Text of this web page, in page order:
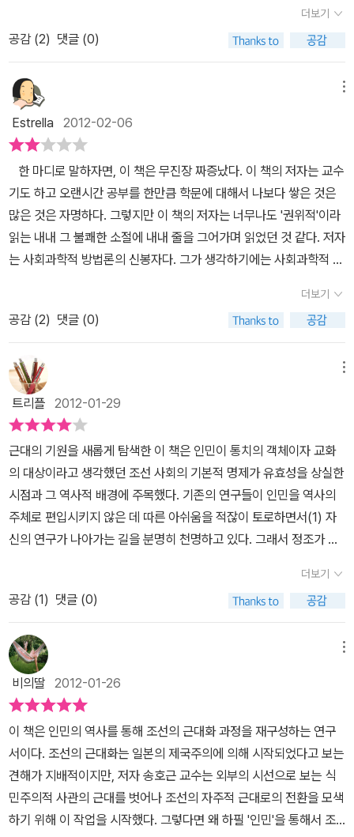
담론에 가려져 있거나 억눌려져 있던 개인의 발견과도 같은 것이라면
인민의 진화의 추동력은 뭘까? 사회, 경제적, 정치적 변동과 함께 라
는 것이다. 저자는 문헌공동체, 자발적 결사체,새로운 인민의 탄생이
었다는 것에 방점을 찍는다. 천주교는 국문 담론장을 형성하는데 주
도적 역할을 했고, 독서대중의 탄생은 주로 사대부 계층에 의해 장악
되고 있었던 문예 담론장을 이원화하는 결과를 가져왔다. 개인의 발
견이야말로 근대의 여명을 여는 가장 중대한 변화가 아니었을까, 문
예적 평민 담론장이야말로 그 중심에 놓아야 할 것이라고 저자는 지
적한다. 보편어가 아닌 민족어의 발명, '주체의식의 리허설'을 가능하
게 해준 문해인민이 근대의 주인공이 되기까지를 저자는 질문과 답의
형식을 빌리고 있다. (1) 왜 근대의 기원을 인민과 결부시키는가?
(2) 인민을 결박시킨 조선의 통치체계는 어떤 것이었나? (3) 인민은
00쪽이 넘는 지면을 할애해 풀어내고있다. 결론은 그야말로 앞서 분
근대화론을 외치던 학자들에게 재갈을 물리는 확실한 계기가 마련되
었으면 하는 바람을 가져보았다. 민족사관을 들먹이지 않더라도 그야
말로 인간을 짓밟고 집안의 물건을 몽땅 수탈해가고 남긴 사다리를
직한 심정이기 때문이다. 중도우파라 일컬어지는 송호근 교수의 견해
에 대해 (가령 서문에서 광주민주화 운동을 광주사태라고 명명한 점
등) 동의할 수 없거나 반박하고 싶은 건 잠시 밀쳐두기로 했다. 이 책
에 집중하는 독자로 돌아가 이 연구집이 타당한 가를 살펴보는 게 더
중요하기 때문이다. 저자는 이제 인민에서 시민으로 거듭나는 과정을
2권에서 계속할 것이라고 소회를 밝혀놓은 것에 일단 기대감은 있다.
부디 이 연구집이 무화한 몸짓으로 끝나지 않길 바랄 뿐이
배양하고 내면화하는 시민이 되지 못했다는 것인데요, 저자가 지나치
게 기능론적이고 수구적이라는 느낌을 지울 수가 없습니다. 개인의
었습니다. 저자가 이야기하는 ‘교양 시민’은 인텔리 부르주아와 별로
다르게 느껴지지 않습니다. 네그리가 이야기하는 다중과 상당한 거리
가 느껴졌습니다. 공론장을 통한 사회운동으로, 사회 운동 내에서의
다양성과 개인주의의 가치 고양으로, 이러한 토양에서 자유로운 연합
을 통한 참여와 반권위적이고 수평주의적인 조직화로 이어지는 다중
지성의 개념과 - 송호근 교수의 교양시민 개념을 - 비교하여 논의해
보는 것도 의미 있으리라 봅니다. 둘째, 저자는 미국산 사회과학을
맹신했던 한국 한계를 비판하면서 연구의 포문을 열었으나, 결국 푸
코와 하버마스의 연구방법과 대안으로 한국사회를 분석합니다. 그는
방황의 서사를 펼쳐갑니다. “마르크스주의 발전론, 프랑크푸르트학
파의 비판이론, 서양산 근대화론이 맹위를 떨쳤고, 청년들의 사고를
장악” 했던 1970년대의 학문 풍토을 조선 선비들이 북경의 한서를
보물로 다루던 시대에 빗대어 설명합니다. 그러나 결국 푸코의 계보
학의 방법을 차용하여 조선의 학문적 계보를 파헤친 저자가 제시하는
대안은 하버마스의 면대면의 합리적 의사소통에 기반한 ‘공론장 이
론’입니다. 저자가 과거를 회고하며 비판했던 것과 동일한 연구방법
과 대안이라서 당혹스러웠습니다. 마지막으로, 저자의 관점은 철저
히 사회진화론입니다. '인민은 시민으로, 담론장은 공론장으로' 진화
했다는 서구식 모델을 기준으로 중세, 근대 조선의 궤적을 분석합니
다. 군주의 적자로서의 ‘인민’은 공익을 추구하는 ‘시민’으로 재탄생하
고, 담론장에서 공론장으로, 시민사회로 성숙하는 과정은 유기체의
의 탄생』은 21세기 한국의 토양에서 숨 쉬며 살아가는 사회학자가 19
독한다는 고충이 충분히 헤어려지는 책입니다. 조선 사학자의 기록을
포기하고, (목적이 분명한) 선교사의 여행기에 기대야 하는 연구자의
심정을 생각하면 더욱 그렇지요. 엄청난 시간과 에너지를 투입해서
요동치는 한국 현실을 분석하고, 지금의 잘못을 지적하여 정도(正
道)를 찾게 하려는 학자적 양심과 소명 또한 독자를 숙연하게 합니
다. 그러나 우리는 다양한 관점 중에서, 누구의 시선으로 세상을 읽을
지를 결정해야 합니다. 여행 중인 이방인의 시선일 수도 있고, 이해관
계에 철저히 얽혀있는 이 땅의 사회 구성원일 수도 있습니다. 세계 밖
에서 메타적으로 현실을 읽어야 되겠지만, 동시에 세계 안의 역동적
걸까, 라는 생각 말이지요. 사실 저자가 하고자 하는 연구는 두 권의
지만, 각각의 권에서 다루는 것이 '근대적 인민의 탄생 과정' 과 '인민
의 시민으로의 전환 과정' 이니 이 책의 논리 전개나 나중에 나올 책의
논리 전개가 크게 차이가 있을 것 같지는 않습니다.저자가 책에서 이
야기하고자 하는 바는 (수많은 이론들을 적용시키지만) 결론적으로
하나입니다. ‘많은 사람들이 한글을 해독할 수 있게 되면서 결과적으
로 사회변혁의 맹아가 틔워졌다.’ 라고 말이지요. 이 결론을 얻기 위해
서 수많은 사료를 가져오지만, 중간에 저자는 기존 역사 연구에 대해
서 비판하면서 거시사와 미시사가 제대로 통합되지 않았다고 이야기
합니다. 행간을 읽어보면 다음과 같습니다. 제대로 된 역사 연구가 지
금껏 이루어지지 않았고 이제 이르러 자신이 그 역할을 맡아서 연구
를 하고 있다, 라고 말이지요. 하지만 이런 자신만만함에 비하여 책을
하는 내용이 그다지 독창적일 것도 없는 내용이며 대학에서 국사를
전공하는 학생들도 짐작할만한 이야기이기 때문이겠지요. 다른 나라
와 비교해봐도 판단할 수 있는 내용이기도 합니다. 물론 그런 학생들
이 제시할 수 있는 근거에 비해서 훨씬 풍부한 내용으로 책이 채워져
있지만 그 뿐입니다. 설령 저자의 주장이 독창적이고, 더 나아가서 우
리나라에서만 일어난 특수한 상황에서 나타난 것이라고 하더라도 책
내부에 이미 모순이 심겨져 있습니다. 우리나라에서 인민의 탄생을
가져온 것이 책 읽는 인민의 탄생, 곧 문해인민의 탄생 때문이라면 왜
책에서는 외국의 예를 들어서 그들도 일정 시기에 이르기까지 모두에
가지 꼭 언급하여야 할 것이 있습니다. 저자는 ‘책 머리에’에서 밝혔다
시피 서양에서 들어온 사회과학의 무분별한 적용이 우리나라에 대한
올바른 이해를 막고 있다고 주장합니다. 하지만 그렇게 주장하기 위
해서는 소위 말하는 서양산 사회과학이 아닌 다른 준거틀을 사용하여
서 우리나라의 근대를 분석하는 게 옳겠지요. 그러나 책의 전반적인
내용은 그렇지 않습니다. 하버마스부터 시작해서 베네딕트 앤더슨,
미셸 푸코 등 담론장 혹은 공론장과 관련된 서양 학자들을 모아서 그
들의 이론으로 자신의 주장을 강화시키려고 하고 있습니다. 이는 상
당한 모순이라고 하지 않을 수 없겠습니다. 서양산 사회과학을 벗어
나기 위해서 쓴 책에 서양산 사회과학으로 주장을 펼친다니 말입니
다. 3. 사실 이 책이 이런 한계, 혹은 모순점을 가지게 된 것은 어
찌 보면 당연하다면 당연할 수밖에 없습니다. 근대라는 개념과 인민
데, 왜냐하면 한글 창제의 목적이 바로 유교 이념을 백성들에게 효율
적으로 전달하는데 있었기 때문이다. 결국 통치구조의 강화를 위해
창제된 한글이 평민들의 담론장 형성에 기여하여 기존의 통치구조를
무너뜨리는데 기여했다는 것이다. 정리하자면, 한글의 사용과 확산
은 한자에 기반을 둔 당시의 지배 이데올로기인 유교 사상과 이로부
터 비롯된 통치구조인 종교, 지식, 정치 체제와는 사뭇 다른 인식적 공
간을 열어젖혔고, 이 공간을 통해 주체적 인민이 탄생하면서 근대가
형성되었다는 것이다. 책은 이러한 논증을 입증하기 위한 각종 사료
들로 빼곡하게 채워져 있다. 책 말미에 자그마치 아홉 페이지에 걸쳐
실려 있는 참고문헌의 목록은, 저자가 서론에서 밝힌 바 있듯 미시사
적 연구의 한계를 극복하고 이를 종합하여 거시적 관점을 제시하고자
하는 저자의 의도를 분명하게 보여준다. 나로선 이 책의 세부 논증의
던져보자. 책을 읽으며 가장 먼저 떠올랐던 의문은 ‘왜 근대인가?’ 하
는 것이었다. 저자는 사회학자로서 20세기 한국의 기원을 알기 위해
이 연구를 시작했다고 밝힌다. 이는 지금 우리가 살아가고 있는 현재
를 이해하기 위해서는 이에 선행하는 근대를 이해해야만 한다는 것,
다시 말해 현재 우리 사회에 두드러지는 어떤 현상이 근대로부터 기
원하고 있고 그래서 근대를 알아야만 그 현상을 보다 심층적으로 이
해할 수 있다는 뜻으로 이해된다. 그러나 이 책만 가지고선 여기에
담긴 탐구가 어떻게 현재와 연관을 가질 수 있을지 이해하기 어렵다.
물론 이 책 자체가 근대에서 시작하여 현대에 이르는 원대한 여정의
출발점이기에 굳이 언급할 필요가 없었을지도 모른다. 그렇지만 이
책이 단순히 특정 시대의 시대상을 서술하는 역사서로 계획된 것이
아니며, 또한 서양 이론에 기댄 연구에서 벗어나 우리만의 독자적 사
회과학의 정립을 목표로 하고 있는 것이라면, 여기에 담겨 있는 연구
들이 한국 사회의 현재를 해명하는데 어떻게 도움이 될 수 있을지 그
다. 그렇지 않다면 그저 ‘그땐 그랬군’, ‘그런 일이 있었군.’ 식의 감상
에 그칠 수밖에 없다. 또한 책의 구성에서도 다소 급조된 것이 아닌가
하는 의문이 든다. 눈에 띄게 자주 보이는 오탈자는 차치하고서라도,
동일한 이론적 내용이 여러 번 반복적으로 언급되고 심지어 똑같은
문장이 다른 부분에서 중복되어 사용되는 경우도 있어 이론적 내용의
진척 없이 사례들만 반복적으로 나열하는 인상을 준다. 물론 자신이
연구한 풍부한 사료들을 저술에 충분히 활용하고자 하는 의도는 이해
할 수 있다. 하지만 이는 ‘했던 얘기 또 하네’라는 느낌을 주어 논의 전
개에 대한 흥미를 떨어뜨리게 된다. 논문 모음집이 아닌 하나의 일관
이다. 무관심했던 주체들이 조금은 세상밖으로 나오는 느낌이다. 이
책은 그래서 대학사 회에서 좀 더 평이하게 해설되며, 더 광범위하게
목답게 아주 큰 이야기를 하고 있지만 디테일이 꽤나 흥미롭다는 점
에서도 이 책은 평가받을만하다. 아쉬운 이야기를 조금 더 하면 근대
사이후 현대사를 다루는 속편이 나왔으 면 더 독자를 자극할 수 있겠
다는 생각이 들었다.
면 국가라는 것, 국경이라는 것, 국민이라는 것이 일괄해서 해명되어
야 했다. 어쨌든 당시 문헌을 보면 왜구의 침략에 대한 반발은 있었으
나 그것은 이슬람의 공격에 직면한 기독교 공동체의 위기감과 같았
다. 즉, '재조지은'이라는 표현에서 드러나듯 동아시아의 국제 질서에
서 중화에 대한 공격은 있을지언 정 조선이라는 한 국가의 존립에 대
한 위기감은 드러나지 않았다.그렇지 않다면, 재조지은을 말하면서
예상되는 외침(병자호란)을 앉아서 당하는 멍청한 시대인식이 가능
했을리 없다. 이를 테면, 송시열과 같은 이는 재조지은이라는 정치질
서를 유지할 수 있다면 백성들이 얼마나 유린되더라도 '참을 수 있을
굴욕'이라고 여겼다. 그것은 근대적 국가체제가 사실상 엄밀하게 등
장하지 않았음을 보여준다. 2. 송호근 교수의 [인민의 탄생]은 바로
이런 오래된 질문을 떠오르게 했다. 이 책은 근대부분을 다루는 2권
으로 이어질 시리즈의 첫번째 책이다. 저자는 이 책 서술의 목적을 현
재 취약한 시민공론장이 어디에서 기인하는지를 밝히고자 하는 '현재
않은 이유는 '교양시민'이 없기 때문이라고 말한다. 그렇다면 어떻게
87년 이후 형성된 시민공론장이 주체없는 공론장으로 전락했는지를,
근대 공론장의 탄생 및 그 특수성을 해명함으로서 밝히고자 하는 것
이다.일단 이와 같은 접근법이 논리적 타당성이 있는지는 2권이 나오
지 않으면 확인되지 않는다. 왜냐하면, 인민의 탄생이라는 1권에서는
상당히 일반적인 개념틀이 제시될 뿐 구조적 특징이라 할 만한 것이
보이지 않기 때문이다. 단지 있다면, 조선왕조를 '지식국가'의 한 유형
으로 보고 통치이념으로서의 유교가 이와 같은 지식국가의 바탕이 되
었다고 보는 시각 정도다. 저자가 제시하는 근대적 인민의 탄생 경과
가지 통로를 통해서 형성되었으며(78쪽), 이는 각각 종교담론장의
변화로서 유교의 균열, 문예 공론장의 변화로서 언문의 사용, 정치 담
론장의 변화로서 민란의 발생을 각각 한 장씩 할애하여 살피고 있
다. 그러고 나선, 우리의 주체적 근대화가 이루어 진 것의 원인으로 조
선왕조의 강력한 통치 배경이었던 지식과 권력의 융합이라는 관계가
이완된 것에서 찾고 있다. 즉, 과거 통치기제들이 이완된 상황에서 이
를 대체할 수 있는 새로운 통치기제가 등장하지 못했다는 것이
다. 3, 이 책은 한림대학교 한림과학원에서 펴내는 일련의 '개념사' 작
업과 쌍을 이룬다. 개념사의 작업이 인민이라는 말의 용례에 집중하
여 맥락을 밝히는 과정을 밟는 반면, [인민의 탄생]에서는 공론장의
구조 변동이라는 가설을 확인하는 역사적 사실들이 나열되고 있다.문
제는 이 책이 제시하고 있는 가설, 즉 인민이라는 주체의 등장 경로로
더보기
공감 (2) 댓글 (0)
Estrella 2012-02-06
한 마디로 말하자면, 이 책은 무진장 짜증났다. 이 책의 저자는 교수
기도 하고 오랜시간 공부를 한만큼 학문에 대해서 나보다 쌓은 것은
많은 것은 자명하다. 그렇지만 이 책의 저자는 너무나도 '권위적'이라
읽는 내내 그 불쾌한 소절에 내내 줄을 그어가며 읽었던 것 같다. 저자
는 사회과학적 방법론의 신봉자다. 그가 생각하기에는 사회과학적 방
래서 그는 책에서 역사학자들을 서슴없이 (거의 인격적으로) 깎아내
려간다. 저자는 이렇게 언급한다. '역사학자들이 소재주의에 포획되
어 한 걸음도 밖으로 나오기를 꺼리고 있다. 그들은 다른 영역을 돌아
볼 여유도 없고, 다른 질문을 던질 의욕도 없다.(p.117-118)' 이 글만
보면 우리나라의 역사학자들은 매우 침체되어있고 소극적이며 제대
로 된 연구를 하지 않고 있는 것 같다. 그리고 그것을 대체하는 사회과
학적 방법론만이 제대로 된 것이다. 나는 그런 생각이 들었다. '자신이
유명 대학에서 연구하는 교수라고 해서 역사학자들이 그르다 어리석
다 이런얘기를 할 수 있는건가?' 만약 그런 얘기를 할 수 있다고 하여
도, 그런 것은 겉멋든 권위에서 연유한 '다른 학문 까기' 정도밖에 안
된다. 저자는 한편 서양사적 흐름에 한국사를 맞추려는 역사가들의
행위를 어리석다는 식으로 이야기하는데 그것을 어느정도 인정할 수
는 있어도, 저자 그 자신도 서양산 사회과학적 방법론을 숭배하고 거
기다가 조선사를 끼워맞추려는 사람으로 보인다는 점을 생각하면 참
과도 인정한다'라고 체면을 차리지만 바로 이어 '그러나 가장 중요한
것은 보지 못했다. 그것은 사회과학적 방법론에 의해서만 볼 수 있
다'라고 말함으로서 결국 자신의 오만함을 바꾸지 못하는 것 같다. 그
래서 그런지 이 책의 내용을 읽으면서도 내용이 잘 들어오지 않았다.
나 자신의 소양 부족일지는 몰라도 이 책은 여러모로 독자에게 불친
절한 책이었다. 주석도 뒤로가서 뒤적거려야 했고, 저자의 문체 자체
도 지나치게 현학적이라 이해하지 못한 문장이 자주 나와 몇 번이나
다시 읽어야 했다. 조선왕조실록을 그대로 실어 주장을 뒷받침하기도
하는데 지금은 쓰지도 않는 한자가 남발되어있는 왕의 말을 해석없이
더보기
공감 (2) 댓글 (0)
트리플 2012-01-29
근대의 기원을 새롭게 탐색한 이 책은 인민이 통치의 객체이자 교화
의 대상이라고 생각했던 조선 사회의 기본적 명제가 유효성을 상실한
시점과 그 역사적 배경에 주목했다. 기존의 연구들이 인민을 역사의
주체로 편입시키지 않은 데 따른 아쉬움을 적잖이 토로하면서(1) 자
신의 연구가 나아가는 길을 분명히 천명하고 있다. 그래서 정조가 급
었다고 판단하고, 그때의 역사를 자세히 들여다보고 있다. 그것을 간
략히 풀자면 다음과 같다. 노론 세력에 의해 장악된 세도 정치는 곧 지
식과 권력의 분리를 야기했다. 유교적 통치 이념으로 굳어져 지배 구
조의 핵심 동력으로 작용했던 지식-권력 사이에서 생긴 균열은 조선
사회의 질서를 붕괴시켰다. 근대적 요건은 그렇게 성립되었지만 근대
의 형성은 지체되었다(2). 그것은 조선 성리학의 형이상학적 특성 때
문이다. 명청 교체기에 그것이 더욱 심화되어 이학에 경도된 태도를
보였다. 주자학적 해석의 계승과 발전에 치중한 것이다. 그러한 조선
지식계의 관념론적 경향이 발목을 잡은 것이다. 근대의 역사에 대한
연구가 활발히 이루어지고 있다는 것은 어렴풋이 알 수 있어도 그 내
막에 관해 자세한 사항은 모르는 터라 이 책의 이야기가 과연 새로운
내용인지 확신하기는 어렵다. 다만 저자의 연구가 보통의 독자들에게
더보기
공감 (1) 댓글 (0)
비의딸 2012-01-26
이 책은 인민의 역사를 통해 조선의 근대화 과정을 재구성하는 연구
서이다. 조선의 근대화는 일본의 제국주의에 의해 시작되었다고 보는
견해가 지배적이지만, 저자 송호근 교수는 외부의 시선으로 보는 식
민주의적 사관의 근대를 벗어나 조선의 자주적 근대로의 전환을 모색
하기 위해 이 작업을 시작했다. 그렇다면 왜 하필 '인민'을 통해서 조